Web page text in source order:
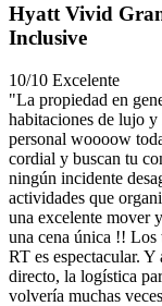
Hyatt Vivid
Inclusive
10/10 Excelente
"La propiedad en
habitaciones de lujo y
personal woooow
cordial y buscan tu
ningún incidente
actividades que
una excelente mover
una cena única !! Los
RT es espectacular.
directo, la logística
volvería muchas